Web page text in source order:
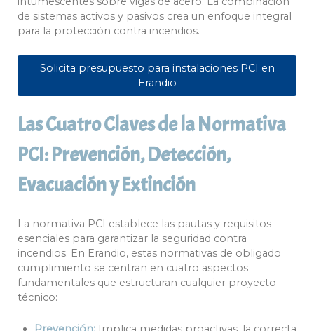
de sistemas activos y pasivos crea un enfoque integral
para la protección contra incendios.
Solicita presupuesto para instalaciones PCI en
Erandio
Las Cuatro Claves de la Normativa
PCI: Prevención, Detección,
Evacuación y Extinción
La normativa PCI establece las pautas y requisitos
esenciales para garantizar la seguridad contra
incendios. En Erandio, estas normativas de obligado
cumplimiento se centran en cuatro aspectos
fundamentales que estructuran cualquier proyecto
técnico: